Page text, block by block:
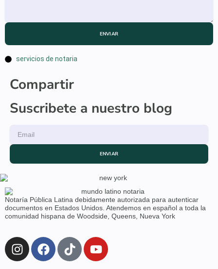
ENVIAR
servicios de notaria
Compartir
Suscribete a nuestro blog
ENVIAR
Notaría Pública Latina debidamente autorizada para autenticar
documentos en Estados Unidos. Atendemos en español a toda la
comunidad hispana de Woodside, Queens, Nueva York